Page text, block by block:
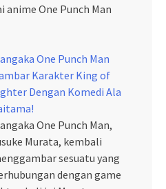
One Punch Man
One Punch Man
Karakter King of
Dengan Komedi Ala
One Punch Man,
Murata, kembali
sesuatu yang
dengan game